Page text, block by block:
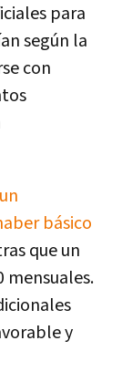
para
según la
con
un
básico
que un
mensuales.
y